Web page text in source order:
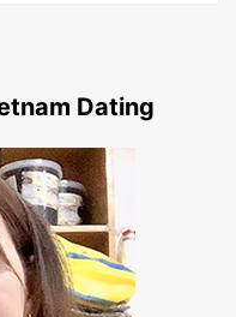
Dating